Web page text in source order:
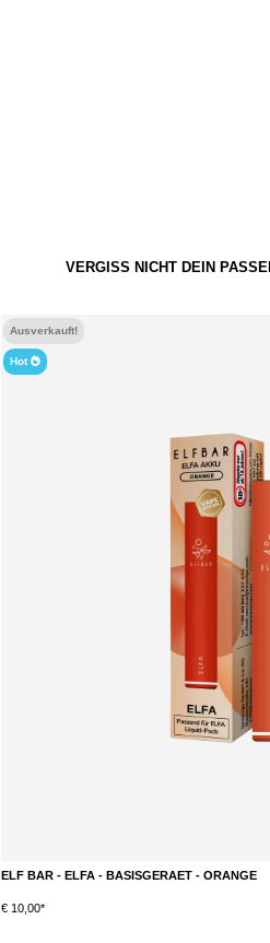
VERGISS NICHT DEIN
Ausverkauft!
Hot
ELF BAR - ELFA - BASISGERAET - ORANGE
€ 10,00*
DETAILS